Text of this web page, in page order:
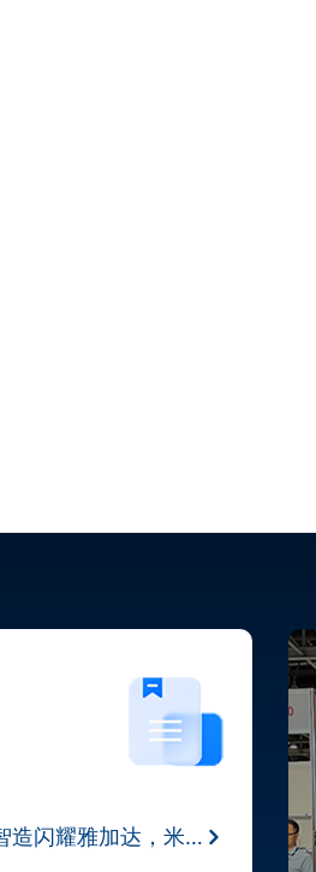
新华网：中国智造闪耀雅加达，米奥兰